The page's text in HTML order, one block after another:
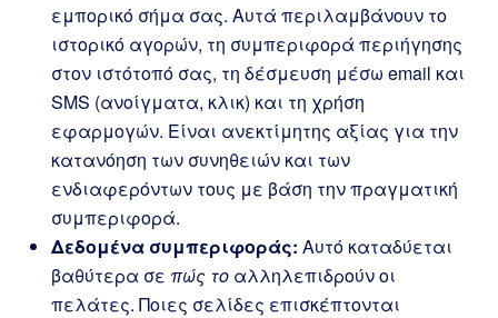
εμπορικό σήμα σας. Αυτά περιλαμβάνουν το
ιστορικό αγορών, τη συμπεριφορά περιήγησης
στον ιστότοπό σας, τη δέσμευση μέσω email και
SMS (ανοίγματα, κλικ) και τη χρήση
εφαρμογών. Είναι ανεκτίμητης αξίας για την
κατανόηση των συνηθειών και των
ενδιαφερόντων τους με βάση την πραγματική
συμπεριφορά.
Δεδομένα συμπεριφοράς: Αυτό καταδύεται
βαθύτερα σε πώς το αλληλεπιδρούν οι
πελάτες. Ποιες σελίδες επισκέπτονται